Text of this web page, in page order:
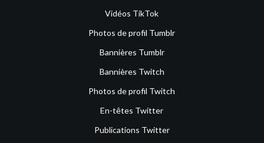
Vidéos TikTok
Photos de profil Tumblr
Bannières Tumblr
Bannières Twitch
Photos de profil Twitch
En-têtes Twitter
Publications Twitter